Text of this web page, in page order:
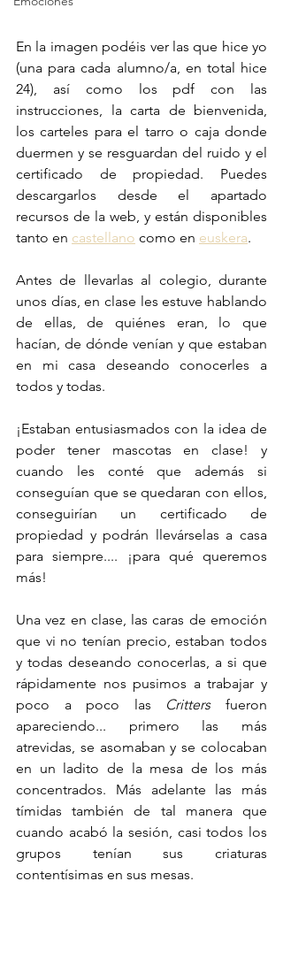
En la imagen podéis ver las que hice yo
(una para cada alumno/a, en total hice
24), así como los pdf con las
instrucciones, la carta de bienvenida,
los carteles para el tarro o caja donde
duermen y se resguardan del ruido y el
certificado de propiedad. Puedes
descargarlos desde el apartado
recursos de la web, y están disponibles
tanto en castellano como en euskera.
Antes de llevarlas al colegio, durante
unos días, en clase les estuve hablando
de ellas, de quiénes eran, lo que
hacían, de dónde venían y que estaban
en mi casa deseando conocerles a
todos y todas.
¡Estaban entusiasmados con la idea de
poder tener mascotas en clase! y
cuando les conté que además si
conseguían que se quedaran con ellos,
conseguirían un certificado de
propiedad y podrán llevárselas a casa
para siempre.... ¡para qué queremos
más!
Una vez en clase, las caras de emoción
que vi no tenían precio, estaban todos
y todas deseando conocerlas, a si que
rápidamente nos pusimos a trabajar y
poco a poco las Critters fueron
apareciendo... primero las más
atrevidas, se asomaban y se colocaban
en un ladito de la mesa de los más
concentrados. Más adelante las más
tímidas también de tal manera que
cuando acabó la sesión, casi todos los
grupos tenían sus criaturas
contentísimas en sus mesas.